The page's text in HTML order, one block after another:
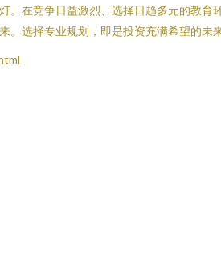
。在竞争日益激烈、选择日趋多元的教育
选择专业规划，即是投资充满希望的未来